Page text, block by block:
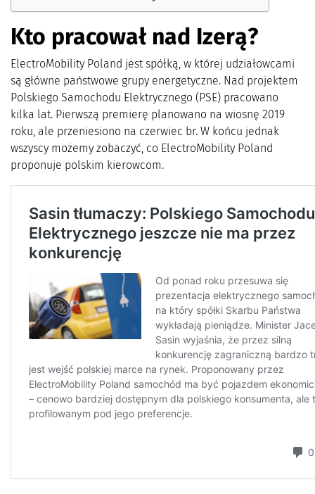
Kto pracował nad Izerą?
ElectroMobility Poland jest spółką, w której udziałowcami
są główne państwowe grupy energetyczne. Nad projektem
Polskiego Samochodu Elektrycznego (PSE) pracowano
kilka lat. Pierwszą premierę planowano na wiosnę 2019
roku, ale przeniesiono na czerwiec br. W końcu jednak
wszyscy możemy zobaczyć, co ElectroMobility Poland
proponuje polskim kierowcom.